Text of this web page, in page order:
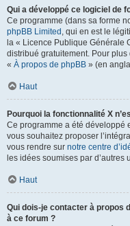
Qui a développé ce logiciel de
Ce programme (dans sa forme
phpBB Limited , qui en est le
la « Licence Publique Générale
distribué gratuitement. Pour
« À propos de phpBB » (en
Haut
Pourquoi la fonctionnalité X
Ce programme a été développé
vous souhaitez proposer
vous rendre sur notre centre
les idées soumises par
Haut
Qui dois-je contacter à propos
à ce forum ?